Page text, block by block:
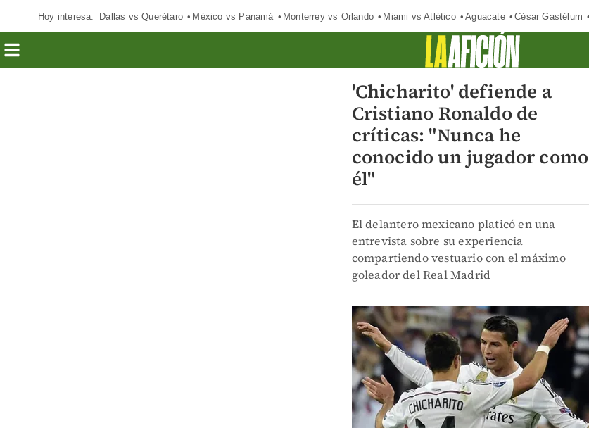
Hoy interesa: Dallas vs Querétaro México vs Panamá Monterrey vs Orlando Miami vs Atlético Aguacate César Gastélum
'Chicharito' defiende a
Cristiano Ronaldo de
críticas: "Nunca he
conocido un jugador como
él"
El delantero mexicano platicó en una
entrevista sobre su experiencia
compartiendo vestuario con el máximo
goleador del Real Madrid